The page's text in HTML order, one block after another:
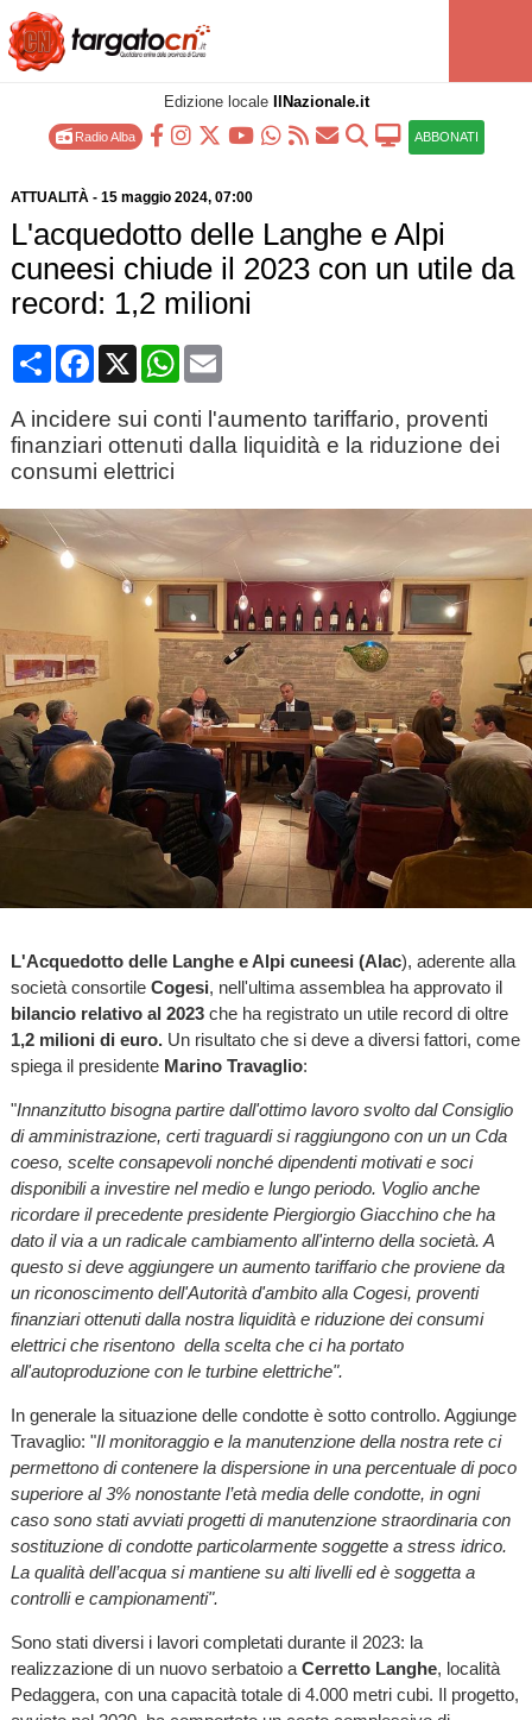
Edizione locale IlNazionale.it
Radio Alba ABBONATI
ATTUALITÀ- 15 maggio 2024, 07:00
L'acquedotto delle Langhe e Alpi
cuneesi chiude il 2023 con un utile da
record: 1,2 milioni
CondividiFacebook
X WhatsApp
Email
A incidere sui conti l'aumento tariffario, proventi
finanziari ottenuti dalla liquidità e la riduzione dei
consumi elettrici
L'Acquedotto delle Langhe e Alpi cuneesi (Alac), aderente alla
società consortile Cogesi, nell'ultima assemblea ha approvato il
bilancio relativo al 2023 che ha registrato un utile record di oltre
1,2 milioni di euro.Un risultato che si deve a diversi fattori, come
spiega il presidente Marino Travaglio:
"Innanzitutto bisogna partire dall'ottimo lavoro svolto dal Consiglio
di amministrazione, certi traguardi si raggiungono con un un Cda
coeso, scelte consapevoli nonché dipendenti motivati e soci
disponibili a investire nel medio e lungo periodo. Voglio anche
ricordare il precedente presidente Piergiorgio Giacchino che ha
dato il via a un radicale cambiamento all'interno della società. A
questo si deve aggiungere un aumento tariffario che proviene da
un riconoscimento dell'Autorità d'ambito alla Cogesi, proventi
finanziari ottenuti dalla nostra liquidità e riduzione dei consumi
elettrici che risentono della scelta che ci ha portato
all'autoproduzione con le turbine elettriche".
In generale la situazione delle condotte è sotto controllo. Aggiunge
Travaglio: "Il monitoraggio e la manutenzione della nostra rete ci
permettono di contenere la dispersione in una percentuale di poco
superiore al 3% nonostante l’età media delle condotte, in ogni
caso sono stati avviati progetti di manutenzione straordinaria con
sostituzione di condotte particolarmente soggette a stress idrico.
La qualità dell’acqua si mantiene su alti livelli ed è soggetta a
controlli e campionamenti".
Sono stati diversi i lavori completati durante il 2023: la
realizzazione di un nuovo serbatoio a Cerretto Langhe, località
Pedaggera, con una capacità totale di 4.000 metri cubi. Il progetto,